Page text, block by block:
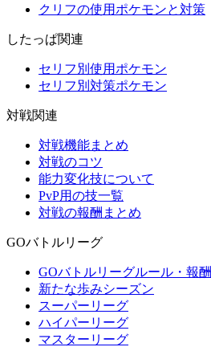
クリフの使用ポケモンと対策
したっぱ関連
セリフ別使用ポケモン
セリフ別対策ポケモン
対戦関連
対戦機能まとめ
対戦のコツ
能力変化技について
PvP用の技一覧
対戦の報酬まとめ
GOバトルリーグ
GOバトルリーグルール・報酬
新たな歩みシーズン
スーパーリーグ
ハイパーリーグ
マスターリーグ